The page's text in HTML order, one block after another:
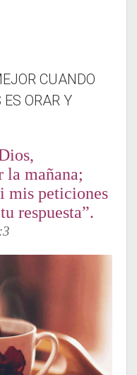
CUANDO
ORAR Y
la mañana;
mis peticiones
respuesta”.